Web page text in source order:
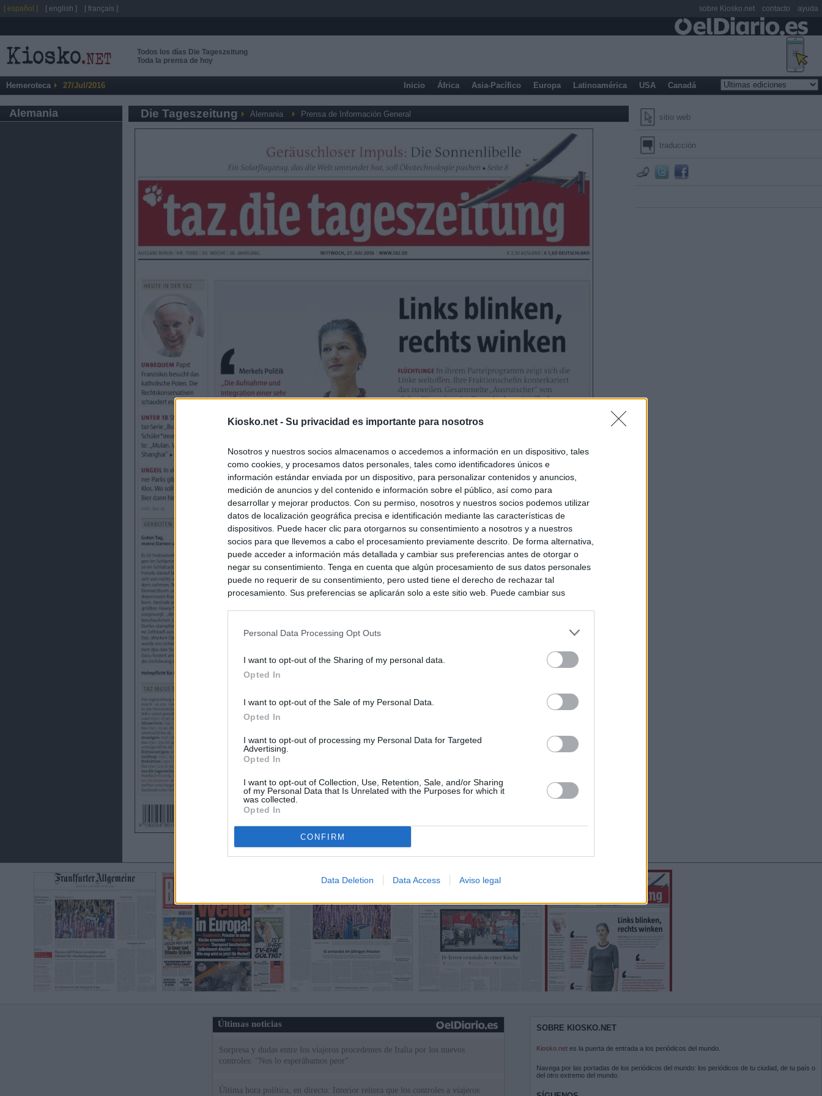
Kiosko.net - Su privacidad es importante para nosotros
Nosotros y nuestros socios almacenamos o accedemos a información en un dispositivo, tales
como cookies, y procesamos datos personales, tales como identificadores únicos e
información estándar enviada por un dispositivo, para personalizar contenidos y anuncios,
medición de anuncios y del contenido e información sobre el público, así como para
desarrollar y mejorar productos. Con su permiso, nosotros y nuestros socios podemos utilizar
datos de localización geográfica precisa e identificación mediante las características de
dispositivos. Puede hacer clic para otorgarnos su consentimiento a nosotros y a nuestros
socios para que llevemos a cabo el procesamiento previamente descrito. De forma alternativa,
puede acceder a información más detallada y cambiar sus preferencias antes de otorgar o
negar su consentimiento. Tenga en cuenta que algún procesamiento de sus datos personales
puede no requerir de su consentimiento, pero usted tiene el derecho de rechazar tal
procesamiento. Sus preferencias se aplicarán solo a este sitio web. Puede cambiar sus
Personal Data Processing Opt Outs
I want to opt-out of the Sharing of my personal data.
Opted In
I want to opt-out of the Sale of my Personal Data.
Opted In
I want to opt-out of processing my Personal Data for Targeted
Advertising.
Opted In
I want to opt-out of Collection, Use, Retention, Sale, and/or Sharing
of my Personal Data that Is Unrelated with the Purposes for which it
was collected.
Opted In
CONFIRM
Data Deletion Data Access Aviso legal
Todos los días Die Tageszeitung
Toda la prensa de hoy
Hemeroteca 27/Jul/2016 Inicio África Asia-Pacífico Europa Latinoamérica USA Canadá
Alemania sitio web
traducción
Die Tageszeitung Alemania Prensa de Información General
Últimas noticias
Sorpresa y dudas entre los viajeros procedentes de Italia por los nuevos
controles: "Nos lo esperábamos peor"
Última hora política, en directo: Interior reitera que los controles a viajeros
SOBRE KIOSKO.NET
Kiosko.net es la puerta de entrada a los periódicos del mundo.
Navega por las portadas de los periódicos del mundo: los periódicos de tu ciudad, de tu país o
del otro extremo del mundo.
[ español ] [ english ] [ français ] sobre Kiosko.net contacto ayuda